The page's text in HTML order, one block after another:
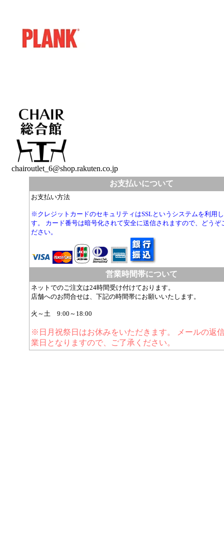
chairoutlet_6@shop.rakuten.co.jp
お支払いについて
お支払い方法
※クレジットカードのセキュリティはSSLというシステムを利用
す。 カード番号は暗号化されて安全に送信されますので、どうぞ
ださい。
営業時間帯について
ネットでのご注文は24時間受け付けております。
店舗へのお問合せは、下記の時間帯にお願いいたします。
火～土 9:00～18:00
※日月祝祭日はお休みをいただきます。 メールの返
業日となりますので、ご了承ください。